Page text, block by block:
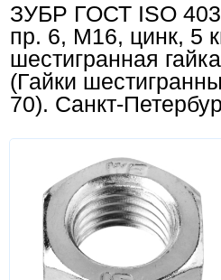
ЗУБР ГОСТ ISO
пр. 6, M16, цинк, 5
шестигранная
(Гайки
70). Санкт-